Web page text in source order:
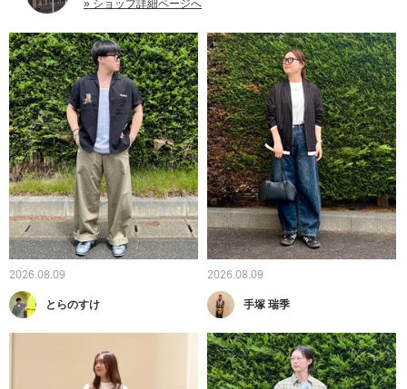
» ショップ詳細ページへ
2026.08.09
とらのすけ
2026.08.09
手塚 瑞季